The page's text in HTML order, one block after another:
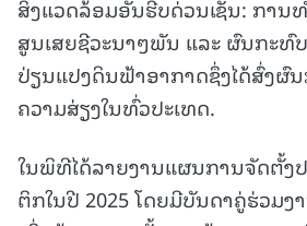
ສິ່ງແວດລ້ອມອັນຮີບດ່ວນເຊັ່ນ: ການ
ສູນເສຍຊີວະນາໆພັນ ແລະ ຜົນກະທົ
ປ່ຽນແປງດິນຟ້າອາກາດຊຶ່ງໄດ້ສົ່ງ
ຄວາມສ່ຽງໃນທົ່ວປະເທດ.
ໃນພິທີໄດ້ລາຍງານແຜນການຈັດຕັ້ງ
ຕິກໃນປີ 2025 ໂດຍມີບັນດາຄູ່ຮ່ວມງ